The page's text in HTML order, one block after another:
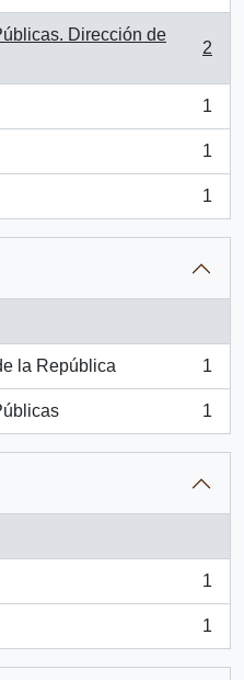
Dirección de
2
1
1
1
la República 1
1
1
1